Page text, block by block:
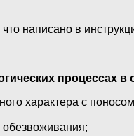
написано в
процессах в
характера с